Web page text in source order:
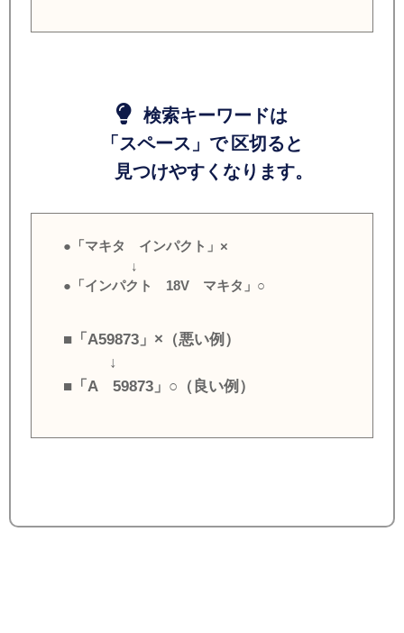
検索キーワードは
「スペース」で 区切ると
見つけやすくなります。
●「マキタ インパクト」×
↓
●「インパクト 18V マキタ」○
■「A59873」×（悪い例）
↓
■「A 59873」○（良い例）